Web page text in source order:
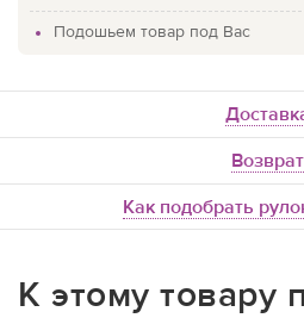
Подошьем товар под Вас
Возврат
Как подобрать
К этому товару